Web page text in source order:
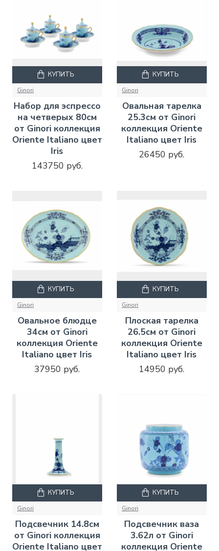
Ginori
Набор для эспрессо
на четверых 80см
от Ginori коллекция
Oriente Italiano цвет
Iris
143750 руб.
КУПИТЬ
Ginori
Овальная тарелка
25.3см от Ginori
коллекция Oriente
Italiano цвет Iris
26450 руб.
КУПИТЬ
Ginori
Овальное блюдце
34см от Ginori
коллекция Oriente
Italiano цвет Iris
37950 руб.
КУПИТЬ
Ginori
Плоская тарелка
26.5см от Ginori
коллекция Oriente
Italiano цвет Iris
14950 руб.
КУПИТЬ
Ginori
Подсвечник 14.8см
от Ginori коллекция
Oriente Italiano цвет
КУПИТЬ
Ginori
Подсвечник ваза
3.62л от Ginori
коллекция Oriente
КУПИТЬ